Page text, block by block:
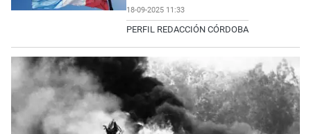
18-09-2025 11:33
PERFIL REDACCIÓN CÓRDOBA